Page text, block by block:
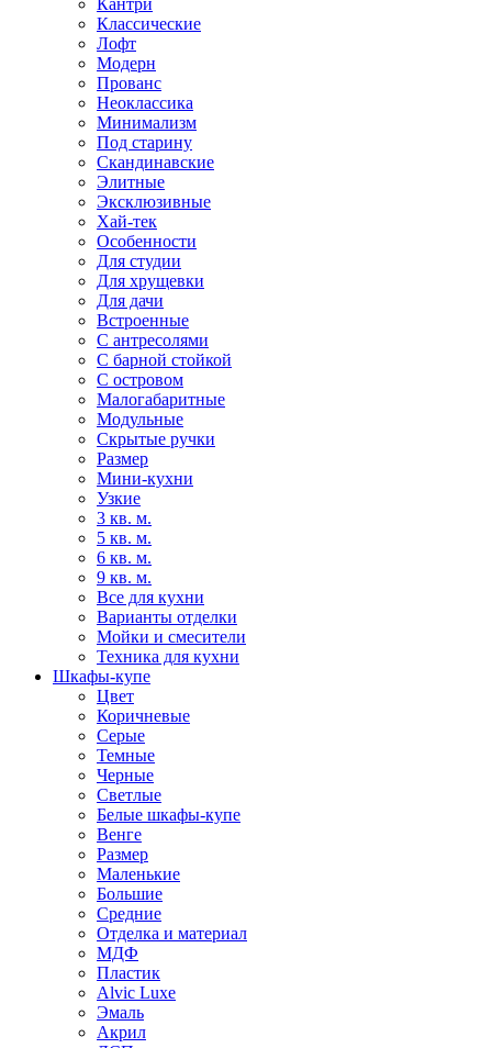
Кантри
Классические
Лофт
Модерн
Прованс
Неоклассика
Минимализм
Под старину
Скандинавские
Элитные
Эксклюзивные
Хай-тек
Особенности
Для студии
Для хрущевки
Для дачи
Встроенные
С антресолями
С барной стойкой
С островом
Малогабаритные
Модульные
Скрытые ручки
Размер
Мини-кухни
Узкие
3 кв. м.
5 кв. м.
6 кв. м.
9 кв. м.
Все для кухни
Варианты отделки
Мойки и смесители
Техника для кухни
Шкафы-купе
Цвет
Коричневые
Серые
Темные
Черные
Светлые
Белые шкафы-купе
Венге
Размер
Маленькие
Большие
Средние
Отделка и материал
МДФ
Пластик
Alvic Luxe
Эмаль
Акрил